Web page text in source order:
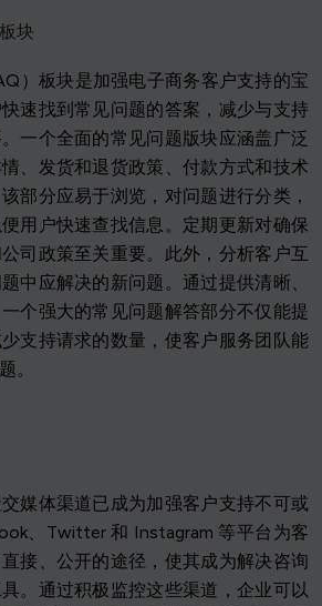
块
）板块是加强电子商务客户支持的宝
速找到常见问题的答案，减少与支持
一个全面的常见问题版块应涵盖广泛
、发货和退货政策、付款方式和技术
部分应易于浏览，对问题进行分类，
用户快速查找信息。定期更新对确保
司政策至关重要。此外，分析客户互
中应解决的新问题。通过提供清晰、
个强大的常见问题解答部分不仅能提
支持请求的数量，使客户服务团队能
。
媒体渠道已成为加强客户支持不可或
、Twitter 和 Instagram 等平台为客
接、公开的途径，使其成为解决咨询
。通过积极监控这些渠道，企业可以